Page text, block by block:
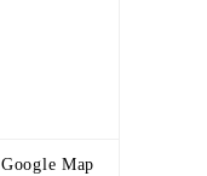
Google Map